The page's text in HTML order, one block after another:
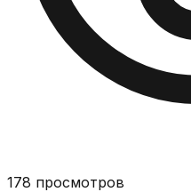
178 просмотров